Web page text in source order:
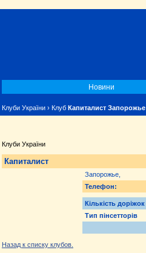
Новини
Клуби України › Клуб Капиталист Запорожье
Клуби України
Капиталист
Запорожье,
Телефон:
Кількість доріжок
Тип пінсетторів
Назад к списку клубов.